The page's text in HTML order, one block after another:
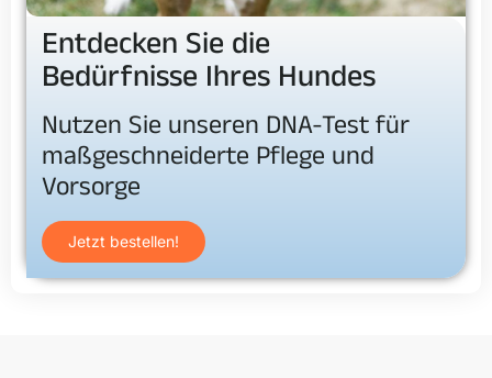
Entdecken Sie die
Bedürfnisse Ihres Hundes
Nutzen Sie unseren DNA-Test für
maßgeschneiderte Pflege und
Vorsorge
Jetzt bestellen!